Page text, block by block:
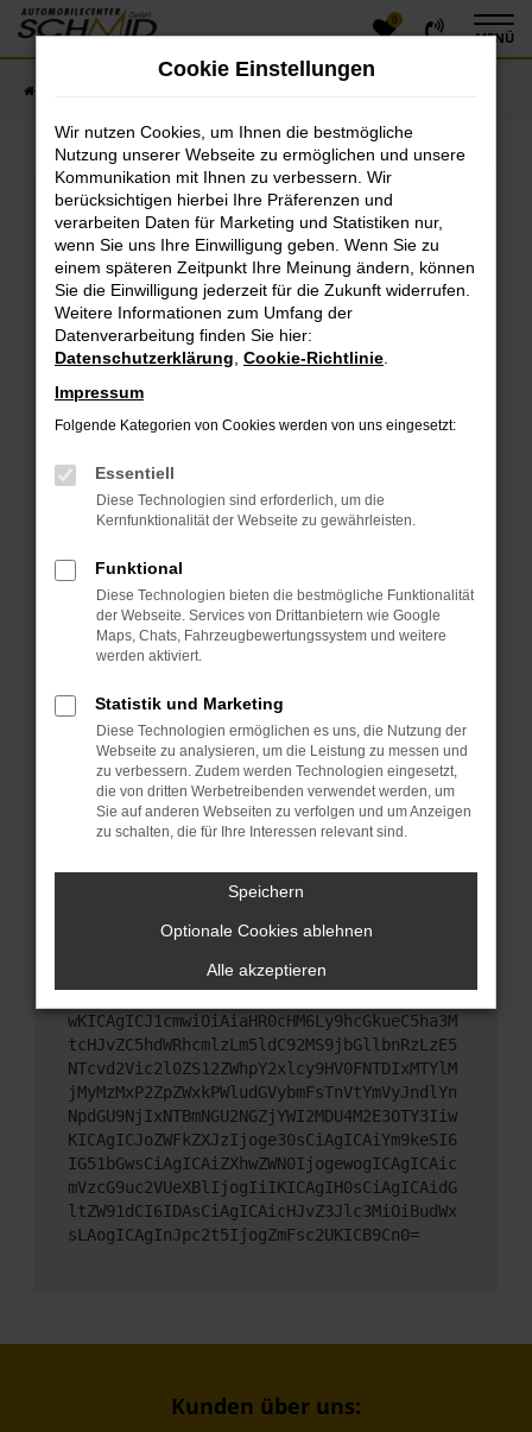
Zum
Hauptinhalt
0
MENÜ
Fehler: Network Error
Beim Laden ist ein Fehler aufgetreten.
Hier sind ein paar Tipps, die dir helfen können:
Überprüfe deine Firewall und deine
Internetverbindung.
Laden andere Webseiten, zum Beispiel deine
Suchmaschine?
Prüfe deine Browsererweiterungen.
das Laden bestimmter Seiten verhindern.
Funktioniert die Seite in einem anderen Browser
oder in einem privaten Fenster?
Das kann manchmal helfen, vorübergehende
Probleme zu beheben.
Stelle sicher, dass dein Browser und dein
Betriebssystem auf dem neuesten Stand sind.
Sicherheitsrisiko, sondern kann auch dazu führen,
dass bestimmte Funktionen nicht mehr
unterstützt werden.
Wende dich an den Webseitenbetreiber.
Wenn du alle oben genannten Schritte versucht
hast, kontaktiere uns bitte. Wir werden versuchen,
das Problem zu beheben. Du kannst uns diesen
Text schicken, um uns bei der Fehlersuche zu
unterstützen:
ewogICJuYW1lIjogIk5ldHdvcmtFcnJvciIsCiAgI
mNvbmZpZyI6IHsKICAgICJtZXRob2QiOiAiR0VUIi
wKICAgICJ1cmwiOiAiaHR0cHM6Ly9hcGkueC5ha3M
tcHJvZC5hdWRhcmlzLm5ldC92MS9jbGllbnRzLzE5
NTcvd2Vic2l0ZS12ZWhpY2xlcy9HV0FNTDIxMTYlM
jMyMzMxP2ZpZWxkPWludGVybmFsTnVtYmVyJndlYn
NpdGU9NjIxNTBmNGU2NGZjYWI2MDU4M2E3OTY3Iiw
KICAgICJoZWFkZXJzIjoge30sCiAgICAiYm9keSI6
IG51bGwsCiAgICAiZXhwZWN0IjogewogICAgICAic
mVzcG9uc2VUeXBlIjogIiIKICAgIH0sCiAgICAidG
ltZW91dCI6IDAsCiAgICAicHJvZ3Jlc3MiOiBudWx
sLAogICAgInJpc2t5IjogZmFsc2UKICB9Cn0=
Kunden über uns:
Cookie Einstellungen
Wir nutzen Cookies, um Ihnen die bestmögliche
Nutzung unserer Webseite zu ermöglichen und unsere
Kommunikation mit Ihnen zu verbessern. Wir
berücksichtigen hierbei Ihre Präferenzen und
verarbeiten Daten für Marketing und Statistiken nur,
wenn Sie uns Ihre Einwilligung geben. Wenn Sie zu
einem späteren Zeitpunkt Ihre Meinung ändern, können
Sie die Einwilligung jederzeit für die Zukunft widerrufen.
Weitere Informationen zum Umfang der
Datenverarbeitung finden Sie hier:
Datenschutzerklärung Cookie-Richtlinie
Impressum
Folgende Kategorien von Cookies werden von uns eingesetzt:
Essentiell
Diese Technologien sind erforderlich, um die
Kernfunktionalität der Webseite zu gewährleisten.
Funktional
Diese Technologien bieten die bestmögliche Funktionalität
der Webseite. Services von Drittanbietern wie Google
Maps, Chats, Fahrzeugbewertungssystem und weitere
werden aktiviert.
Statistik und Marketing
Diese Technologien ermöglichen es uns, die Nutzung der
Webseite zu analysieren, um die Leistung zu messen und
zu verbessern. Zudem werden Technologien eingesetzt,
die von dritten Werbetreibenden verwendet werden, um
Sie auf anderen Webseiten zu verfolgen und um Anzeigen
zu schalten, die für Ihre Interessen relevant sind.
Speichern
Optionale Cookies ablehnen
Alle akzeptieren